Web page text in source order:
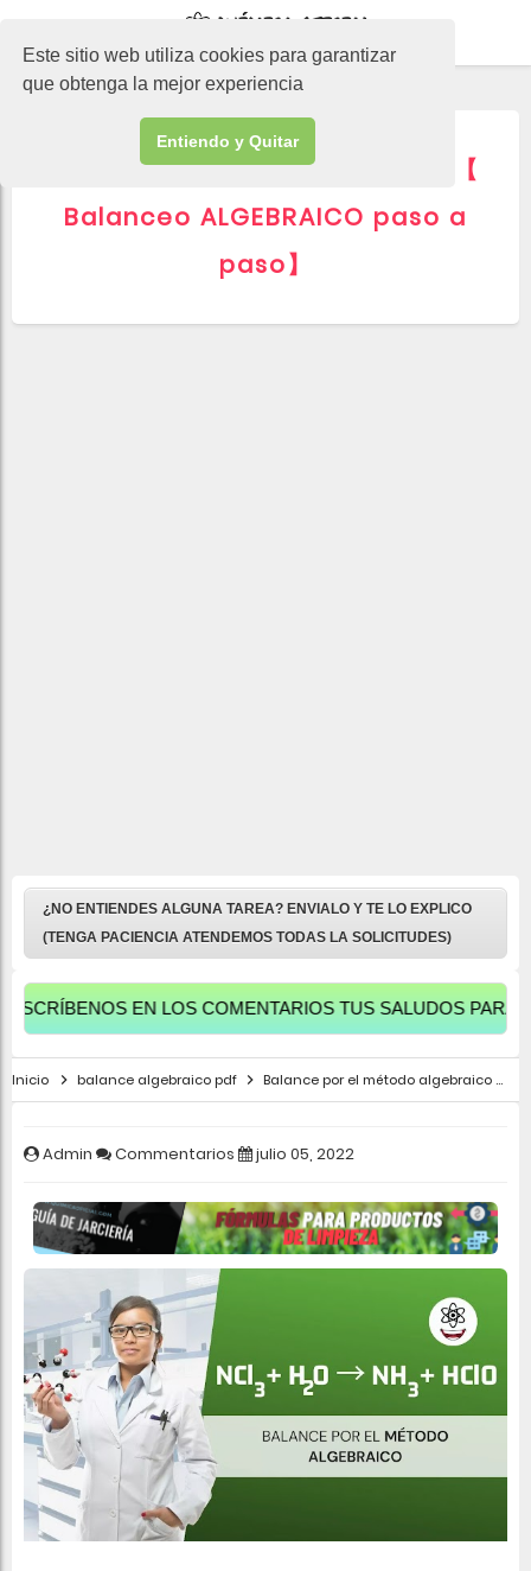
Este sitio web utiliza cookies para garantizar
que obtenga la mejor experiencia
Entiendo y Quitar
▷ NCl3 + H2O = NH3 + HClO 【
Balanceo ALGEBRAICO paso a
paso】
¿NO ENTIENDES ALGUNA TAREA? ENVIALO Y TE LO EXPLICO
(TENGA PACIENCIA ATENDEMOS TODAS LA SOLICITUDES)
EN LOS COMENTARIOS TUS SALUDOS PARA
Inicio balance algebraico pdf Balance por el método algebraico
Admin Commentarios julio 05, 2022